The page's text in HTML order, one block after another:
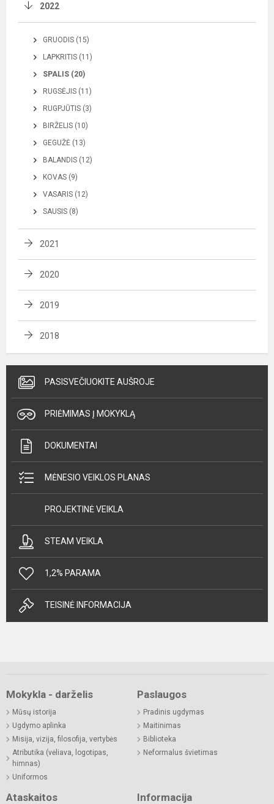
2022
GRUODIS (15)
LAPKRITIS (11)
SPALIS (20)
RUGSĖJIS (11)
RUGPJŪTIS (3)
BIRŽELIS (10)
GEGUŽĖ (13)
BALANDIS (12)
KOVAS (9)
VASARIS (12)
SAUSIS (8)
2021
2020
2019
2018
PASISVEČIUOKITE AUŠROJE
PRIĖMIMAS Į MOKYKLĄ
DOKUMENTAI
MĖNESIO VEIKLOS PLANAS
PROJEKTINĖ VEIKLA
STEAM VEIKLA
1,2% PARAMA
TEISINĖ INFORMACIJA
Mokykla - darželis
Mūsų istorija
Ugdymo aplinka
Misija, vizija, filosofija, vertybės
Atributika (vėliava, logotipas,
himnas)
Uniformos
Paslaugos
Pradinis ugdymas
Maitinimas
Biblioteka
Neformalus švietimas
Ataskaitos Informacija